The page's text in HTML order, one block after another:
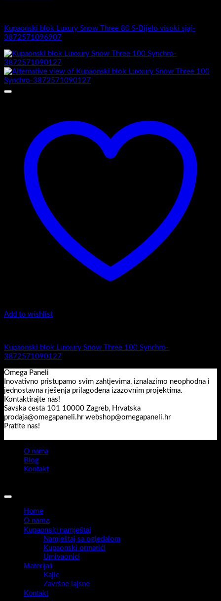
Kupaonski blok Luxury Snow Three 80 S-Bijelo visoki sjaj-
3872571096907
Add to wishlist
Kupaonski blok Luxxury Snow Three 100 Synchro-
3872571090127
Omega Paneli
Inovativno pristupamo svim zahtjevima, iznalazimo neophodna i
jednostavna rješenja prilagođena izazovnim projektima.
Kontaktirajte nas!
Savska cesta 101 10000 Zagreb, Hrvatska
prodaja@omegapaneli.hr webshop@omegapaneli.hr
Pratite nas!
O nama
Blog
Kontakt
Home
O nama
Kupaonski namještaj
Namještaj sa ogledalom
Kupaonski ormarići
Umivaonici
Materijali
Kajle
Završne lajsne
Kontakt